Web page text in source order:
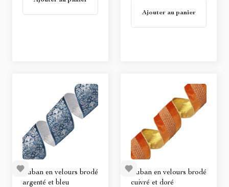
Ajouter au panier
Ruban en velours brodé
argenté et bleu
Ruban en velours brodé
cuivré et doré